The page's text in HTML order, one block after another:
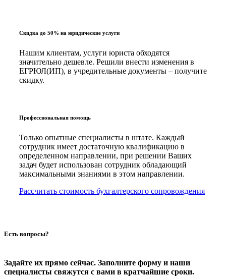
Скидка до 50% на юридические услуги
Нашим клиентам, услуги юриста обходятся
значительно дешевле. Решили внести изменения в
ЕГРЮЛ(ИП), в учредительные документы – получите
скидку.
Профессиональная помощь
Только опытные специалисты в штате. Каждый
сотрудник имеет достаточную квалификацию в
определенном направлении, при решении Ваших
задач будет использован сотрудник обладающий
максимальными знаниями в этом направлении.
Рассчитать стоимость бухгалтерского сопровождения
Есть вопросы?
Задайте их прямо сейчас. Заполните форму и наши
специалисты свяжутся с вами в кратчайшие сроки.